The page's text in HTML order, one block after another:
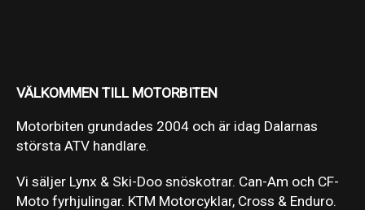
VÄLKOMMEN TILL MOTORBITEN
Motorbiten grundades 2004 och är idag Dalarnas
största ATV handlare.
Vi säljer Lynx & Ski-Doo snöskotrar. Can-Am och CF-
Moto fyrhjulingar. KTM Motorcyklar, Cross & Enduro.